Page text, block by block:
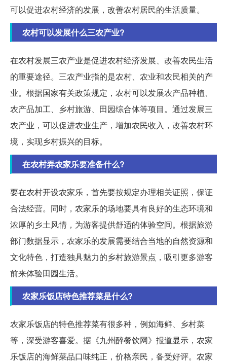
可以促进农村经济的发展，改善农村居民的生活质量。
农村可以发展什么三农产业?
在农村发展三农产业是促进农村经济发展、改善农民生活
的重要途径。三农产业指的是农村、农业和农民相关的产
业。根据国家有关政策规定，农村可以发展农产品种植、
农产品加工、乡村旅游、田园综合体等项目。通过发展三
农产业，可以促进农业生产，增加农民收入，改善农村环
境，实现乡村振兴的目标。
在农村弄农家乐要准备什么?
要在农村开设农家乐，首先要按规定办理相关证照，保证
合法经营。同时，农家乐的场地要具有良好的生态环境和
浓厚的乡土风情，为游客提供舒适的体验空间。根据旅游
部门数据显示，农家乐的发展需要结合当地的自然资源和
文化特色，打造独具魅力的乡村旅游景点，吸引更多游客
前来体验田园生活。
农家乐饭店特色推荐菜是什么?
农家乐饭店的特色推荐菜有很多种，例如海鲜、乡村菜
等，深受游客喜爱。据《九州醉餐饮网》报道显示，农家
乐饭店的海鲜菜品口味纯正，价格亲民，备受好评。农家